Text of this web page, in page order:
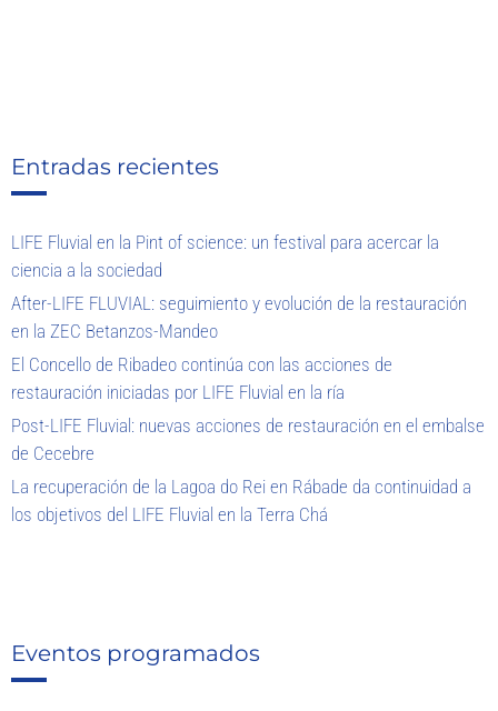
Entradas recientes
LIFE Fluvial en la Pint of science: un festival para acercar la
ciencia a la sociedad
After-LIFE FLUVIAL: seguimiento y evolución de la restauración
en la ZEC Betanzos-Mandeo
El Concello de Ribadeo continúa con las acciones de
restauración iniciadas por LIFE Fluvial en la ría
Post-LIFE Fluvial: nuevas acciones de restauración en el embalse
de Cecebre
La recuperación de la Lagoa do Rei en Rábade da continuidad a
los objetivos del LIFE Fluvial en la Terra Chá
Eventos programados